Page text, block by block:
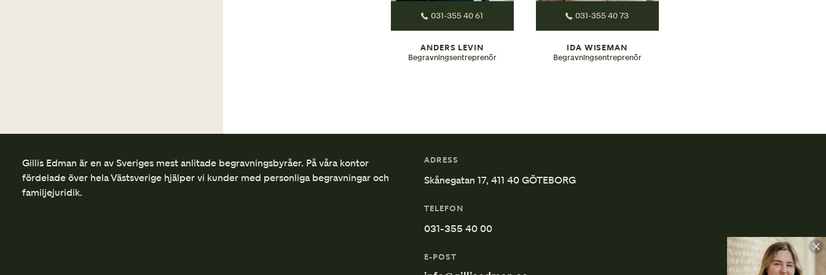
031-355 40 61
ANDERS LEVIN
Begravningsentreprenör
031-355 40 73
IDA WISEMAN
Begravningsentreprenör
Gillis Edman är en av Sveriges mest anlitade begravningsbyråer. På våra kontor
fördelade över hela Västsverige hjälper vi kunder med personliga begravningar och
familjejuridik.
ADRESS
Skånegatan 17, 411 40 GÖTEBORG
TELEFON
031-355 40 00
E-POST